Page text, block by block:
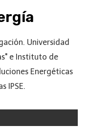
Universidad
e Instituto de
Energéticas
IPSE.